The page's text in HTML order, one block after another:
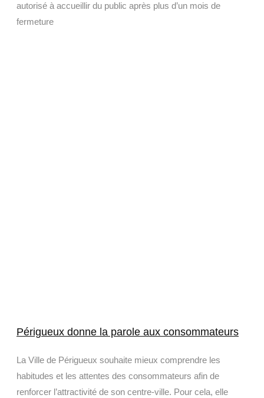
autorisé à accueillir du public après plus d’un mois de
fermeture
Périgueux donne la parole aux consommateurs
La Ville de Périgueux souhaite mieux comprendre les
habitudes et les attentes des consommateurs afin de
renforcer l’attractivité de son centre-ville. Pour cela, elle